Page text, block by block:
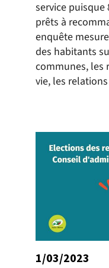
service
prêts à
enquête
des habitants
communes, les
vie, les
1/03/2023